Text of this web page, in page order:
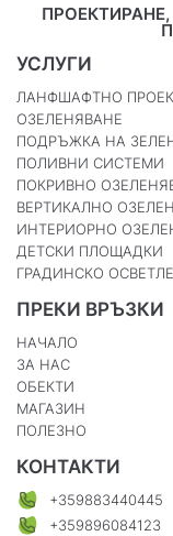
УСЛУГИ
ЛАНФШАФТНО
ОЗЕЛЕНЯВАНЕ
ПОДРЪЖКА НА
ПОЛИВНИ СИСТЕМИ
ПОКРИВНО
ВЕРТИКАЛНО
ИНТЕРИОРНО
ДЕТСКИ ПЛОЩАДКИ
ГРАДИНСКО
ПРЕКИ ВРЪЗКИ
НАЧАЛО
ЗА НАС
ОБЕКТИ
МАГАЗИН
ПОЛЕЗНО
КОНТАКТИ
+359883440445
+359896084123